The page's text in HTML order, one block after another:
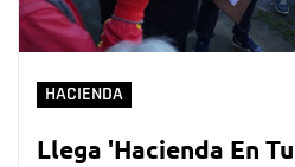
HACIENDA
Llega 'Hacienda En